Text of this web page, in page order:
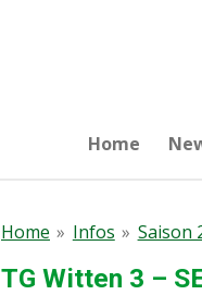
Home
Home » Infos » Saison
TG Witten 3 –